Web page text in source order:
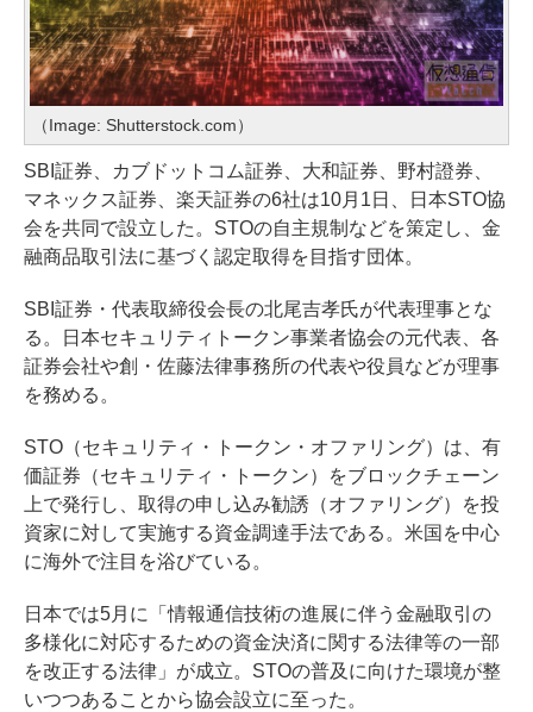
（Image: Shutterstock.com）
SBI証券、カブドットコム証券、大和証券、野村證券、
マネックス証券、楽天証券の6社は10月1日、日本STO協
会を共同で設立した。STOの自主規制などを策定し、金
融商品取引法に基づく認定取得を目指す団体。
SBI証券・代表取締役会長の北尾吉孝氏が代表理事とな
る。日本セキュリティトークン事業者協会の元代表、各
証券会社や創・佐藤法律事務所の代表や役員などが理事
を務める。
STO（セキュリティ・トークン・オファリング）は、有
価証券（セキュリティ・トークン）をブロックチェーン
上で発行し、取得の申し込み勧誘（オファリング）を投
資家に対して実施する資金調達手法である。米国を中心
に海外で注目を浴びている。
日本では5月に「情報通信技術の進展に伴う金融取引の
多様化に対応するための資金決済に関する法律等の一部
を改正する法律」が成立。STOの普及に向けた環境が整
いつつあることから協会設立に至った。